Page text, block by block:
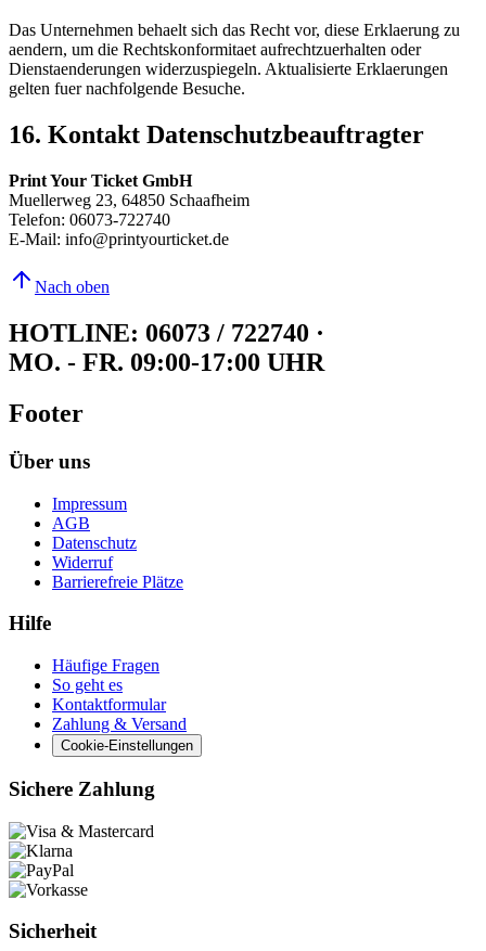
Das Unternehmen behaelt sich das Recht vor, diese Erklaerung zu
aendern, um die Rechtskonformitaet aufrechtzuerhalten oder
Dienstaenderungen widerzuspiegeln. Aktualisierte Erklaerungen
gelten fuer nachfolgende Besuche.
16. Kontakt Datenschutzbeauftragter
Print Your Ticket GmbH
Muellerweg 23, 64850 Schaafheim
Telefon: 06073-722740
E-Mail: info@printyourticket.de
Nach oben
HOTLINE: 06073 / 722740 ·
MO. - FR. 09:00-17:00 UHR
Footer
Über uns
Impressum
AGB
Datenschutz
Widerruf
Barrierefreie Plätze
Hilfe
Häufige Fragen
So geht es
Kontaktformular
Zahlung & Versand
Cookie-Einstellungen
Sichere Zahlung
Sicherheit